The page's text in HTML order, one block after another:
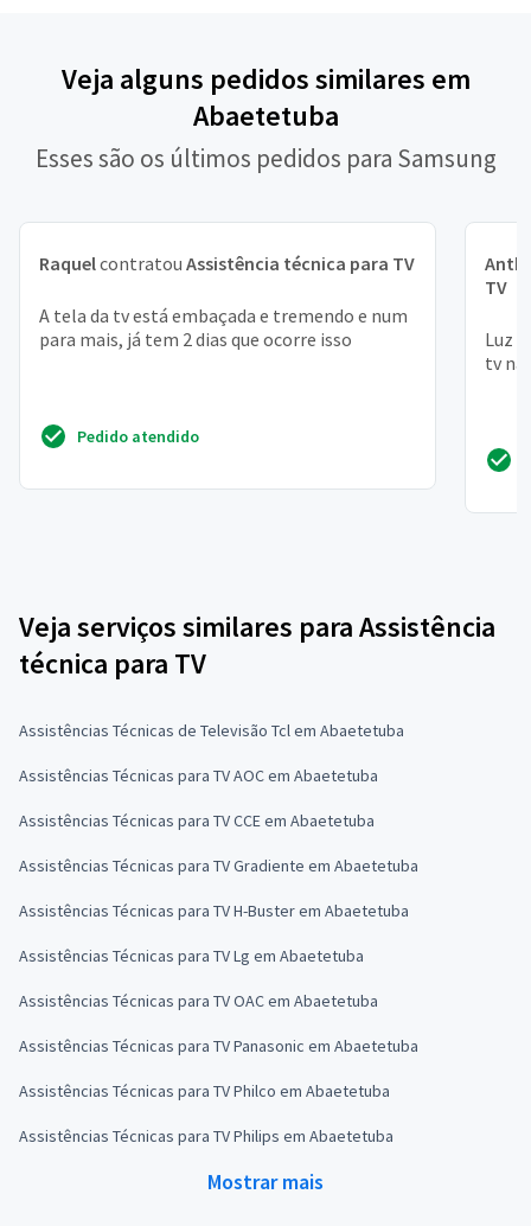
Veja alguns pedidos similares em
Abaetetuba
Esses são os últimos pedidos para Samsung
Raquelcontratou Assistência técnica para TV
A tela da tv está embaçada e tremendo e num
para mais, já tem 2 dias que ocorre isso
Pedido atendido
TV
Luz
tv
Veja serviços similares para Assistência
técnica para TV
Assistências Técnicas de Televisão Tcl em Abaetetuba
Assistências Técnicas para TV AOC em Abaetetuba
Assistências Técnicas para TV CCE em Abaetetuba
Assistências Técnicas para TV Gradiente em Abaetetuba
Assistências Técnicas para TV H-Buster em Abaetetuba
Assistências Técnicas para TV Lg em Abaetetuba
Assistências Técnicas para TV OAC em Abaetetuba
Assistências Técnicas para TV Panasonic em Abaetetuba
Assistências Técnicas para TV Philco em Abaetetuba
Assistências Técnicas para TV Philips em Abaetetuba
Mostrar mais